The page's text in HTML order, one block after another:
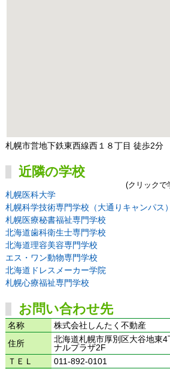
札幌市営地下鉄東西線西１８丁目 徒歩2分
近隣の学校
(クリックで
札幌医科大学
札幌科学技術専門学校（大通りキャンパス）
札幌医療秘書福祉専門学校
北海道歯科衛生士専門学校
北海道理容美容専門学校
エス・ワン動物専門学校
北海道ドレスメーカー学院
札幌心療福祉専門学校
お問い合わせ先
名称
株式会社しんたく不動産
住所
北海道札幌市厚別区大谷地東
ナルプラザ2F
ＴＥＬ
011-892-0101